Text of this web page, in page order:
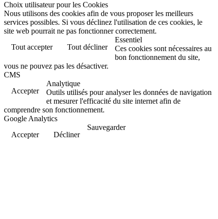
Choix utilisateur pour les Cookies
Nous utilisons des cookies afin de vous proposer les meilleurs
services possibles. Si vous déclinez l'utilisation de ces cookies, le
site web pourrait ne pas fonctionner correctement.
Tout accepter
Tout décliner
Essentiel
Ces cookies sont nécessaires au
bon fonctionnement du site,
vous ne pouvez pas les désactiver.
CMS
Accepter
Analytique
Outils utilisés pour analyser les données de navigation
et mesurer l'efficacité du site internet afin de
comprendre son fonctionnement.
Google Analytics
Accepter
Décliner
Sauvegarder